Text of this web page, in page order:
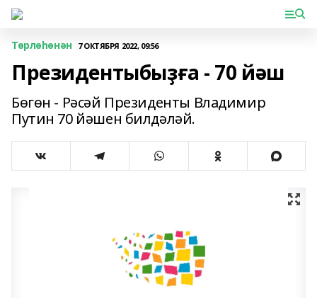
Төрлөһөнән 7 ОКТЯБРЯ 2022, 09:56
Президентыбыҙға - 70 йәш
Бөгөн - Рәсәй Президенты Владимир
Путин 70 йәшен билдәләй.